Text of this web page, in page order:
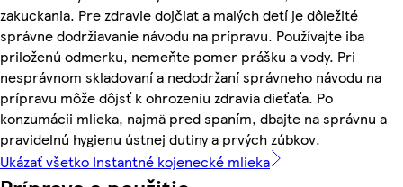
zakuckania. Pre zdravie dojčiat a malých detí je dôležité
správne dodržiavanie návodu na prípravu. Používajte iba
priloženú odmerku, nemeňte pomer prášku a vody. Pri
nesprávnom skladovaní a nedodržaní správneho návodu na
prípravu môže dôjsť k ohrozeniu zdravia dieťaťa. Po
konzumácii mlieka, najmä pred spaním, dbajte na správnu a
pravidelnú hygienu ústnej dutiny a prvých zúbkov.
Ukázať všetko Instantné kojenecké mlieka